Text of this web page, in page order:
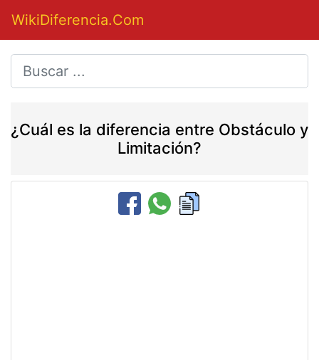
WikiDiferencia.Com
¿Cuál es la diferencia entre Obstáculo y
Limitación?